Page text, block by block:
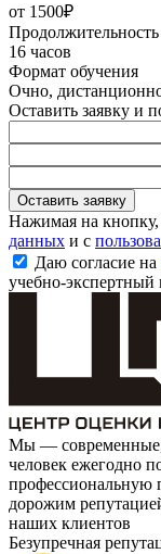
от 1500₽
Продолжительность
16 часов
Формат обучения
Очно,
Оставить заявку и
Оставить заявку
Нажимая на
данных и с
Даю согласие на
учебно-экспертный
Мы — современные,
человек ежегодно
профессиональную
дорожим
наших клиентов
Безупречная